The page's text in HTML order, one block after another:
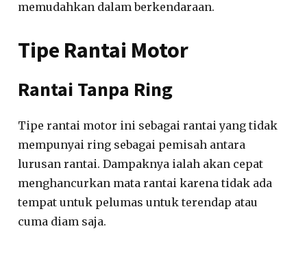
memudahkan dalam berkendaraan.
Tipe Rantai Motor
Rantai Tanpa Ring
Tipe rantai motor ini sebagai rantai yang tidak
mempunyai ring sebagai pemisah antara
lurusan rantai. Dampaknya ialah akan cepat
menghancurkan mata rantai karena tidak ada
tempat untuk pelumas untuk terendap atau
cuma diam saja.